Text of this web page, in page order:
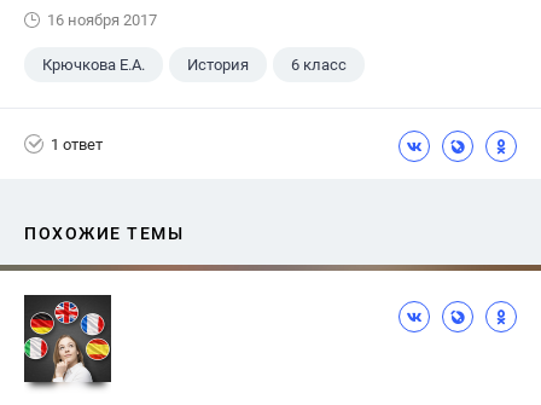
16 ноября 2017
Крючкова Е.А. История 6 класс
1 ответ
ПОХОЖИЕ ТЕМЫ